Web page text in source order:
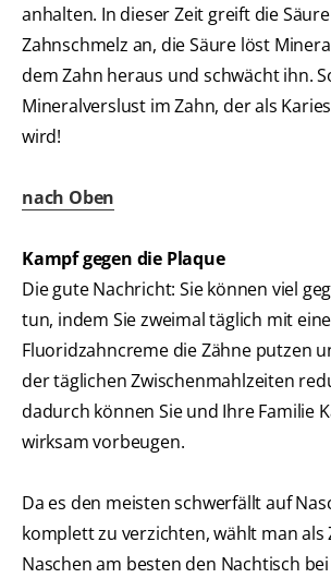
anhalten. In dieser Zeit greift die
Zahnschmelz an, die Säure löst
dem Zahn heraus und schwächt ihn.
Mineralverslust im Zahn, der als
wird!
nach Oben
Kampf gegen die Plaque
Die gute Nachricht: Sie können viel
tun, indem Sie zweimal täglich mit
Fluoridzahncreme die Zähne putzen
der täglichen Zwischenmahlzeiten
dadurch können Sie und Ihre Familie
wirksam vorbeugen.
Da es den meisten schwerfällt auf
komplett zu verzichten, wählt man als
Naschen am besten den Nachtisch